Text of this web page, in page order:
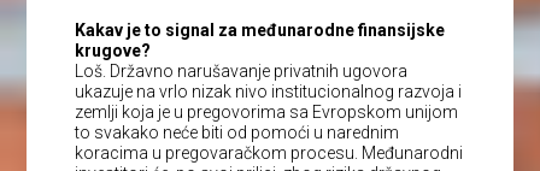
Kakav je to signal za međunarodne finansijske
krugove?
Loš. Državno narušavanje privatnih ugovora
ukazuje na vrlo nizak nivo institucionalnog razvoja i
zemlji koja je u pregovorima sa Evropskom unijom
to svakako neće biti od pomoći u narednim
koracima u pregovaračkom procesu. Međunarodni